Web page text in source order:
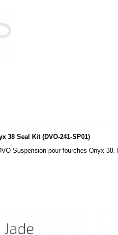
38 Seal Kit (DVO-241-SP01)
Suspension pour fourches Onyx